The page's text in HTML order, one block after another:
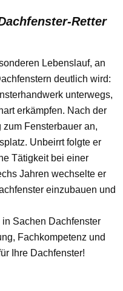
Retter
Lebenslauf, an
deutlich wird:
unterwegs,
erkämpfen. Nach der
Fensterbauer an,
Unbeirrt folgte er
Tätigkeit bei einer
Jahren wechselte er
einzubauen und
Sachen Dachfenster
Fachkompetenz und
Ihre Dachfenster!